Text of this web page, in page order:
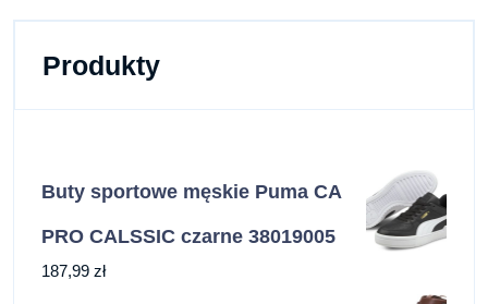
Produkty
Buty sportowe męskie Puma CA
PRO CALSSIC czarne 38019005
187,99 zł